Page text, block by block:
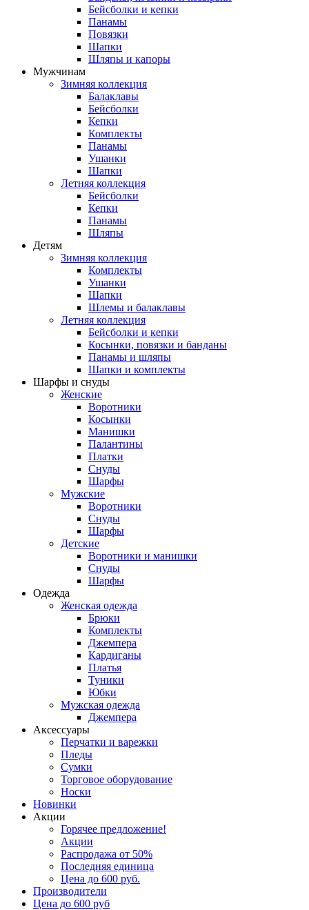
Бейсболки и кепки
Панамы
Повязки
Шапки
Шляпы и капоры
Мужчинам
Зимняя коллекция
Балаклавы
Бейсболки
Кепки
Комплекты
Панамы
Ушанки
Шапки
Летняя коллекция
Бейсболки
Кепки
Панамы
Шляпы
Детям
Зимняя коллекция
Комплекты
Ушанки
Шапки
Шлемы и балаклавы
Летняя коллекция
Бейсболки и кепки
Косынки, повязки и банданы
Панамы и шляпы
Шапки и комплекты
Шарфы и снуды
Женские
Воротники
Косынки
Манишки
Палантины
Платки
Снуды
Шарфы
Мужские
Воротники
Снуды
Шарфы
Детские
Воротники и манишки
Снуды
Шарфы
Одежда
Женская одежда
Брюки
Комплекты
Джемпера
Кардиганы
Платья
Туники
Юбки
Мужская одежда
Джемпера
Аксессуары
Перчатки и варежки
Пледы
Сумки
Торговое оборудование
Носки
Новинки
Акции
Горячее предложение!
Акции
Распродажа от 50%
Последняя единица
Цена до 600 руб.
Производители
Цена до 600 руб